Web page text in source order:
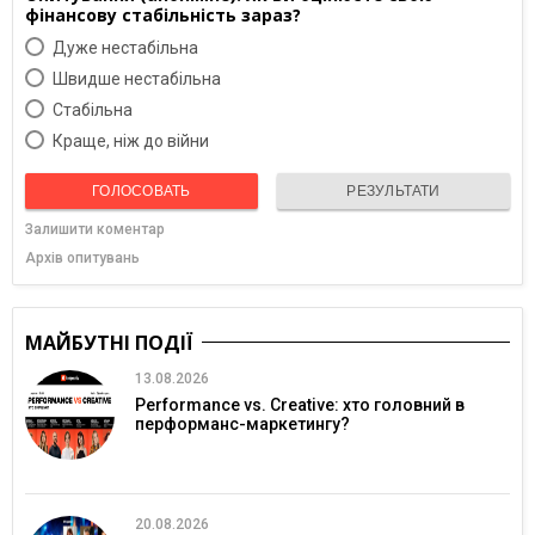
фінансову стабільність зараз?
Дуже нестабільна
Швидше нестабільна
Cтабільна
Краще, ніж до війни
ГОЛОСОВАТЬ РЕЗУЛЬТАТИ
Залишити коментар
Архів опитувань
МАЙБУТНІ ПОДІЇ
13.08.2026
Performance vs. Creative: хто головний в
перформанс-маркетингу?
20.08.2026